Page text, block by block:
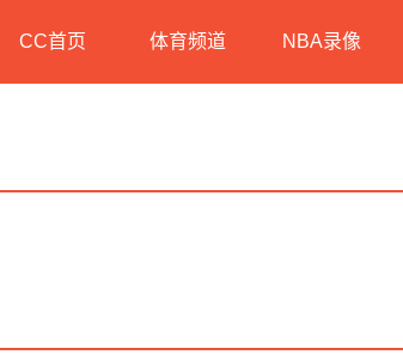
CC首页 体育频道 NBA录像